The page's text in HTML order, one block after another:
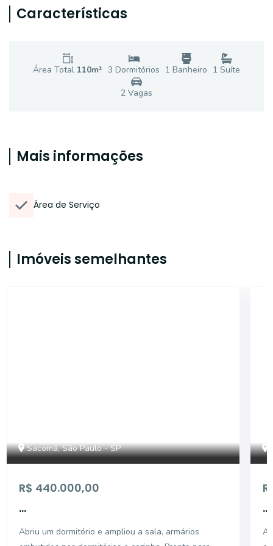
Características
Área Total 110m² 3 Dormitórios 1 Banheiro 1 Suíte
2 Vagas
Mais informações
Área de Serviço
Imóveis semelhantes
Sacomã, São Paulo - SP
R$ 440.000,00
...
Abriu um dormitório e ampliou a sala, armários
...